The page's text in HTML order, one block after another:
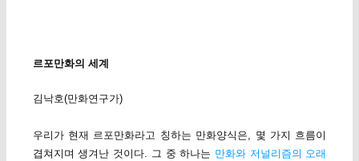
르포만화의 세계
김낙호(만화연구가)
우리가 현재 르포만화라고 칭하는 만화양식은, 몇 가지 흐름이
겹쳐지며 생겨난 것이다. 그 중 하나는 만화와 저널리즘의 오래